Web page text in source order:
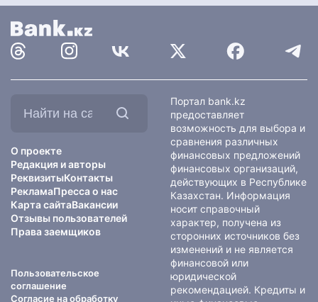
О проекте
Редакция и авторы
РеквизитыКонтакты
РекламаПресса о нас
Карта сайтаВакансии
Отзывы пользователей
Права заемщиков
Пользовательское
соглашение
Согласие на обработку
Портал bank.kz
предоставляет
возможность для выбора и
сравнения различных
финансовых предложений
финансовых организаций,
действующих в Республике
Казахстан. Информация
носит справочный
характер, получена из
сторонних источников без
изменений и не является
финансовой или
юридической
рекомендацией. Кредиты и